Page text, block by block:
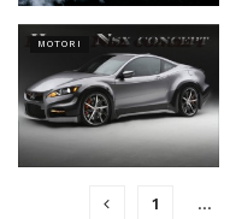
MOTORI
1 …